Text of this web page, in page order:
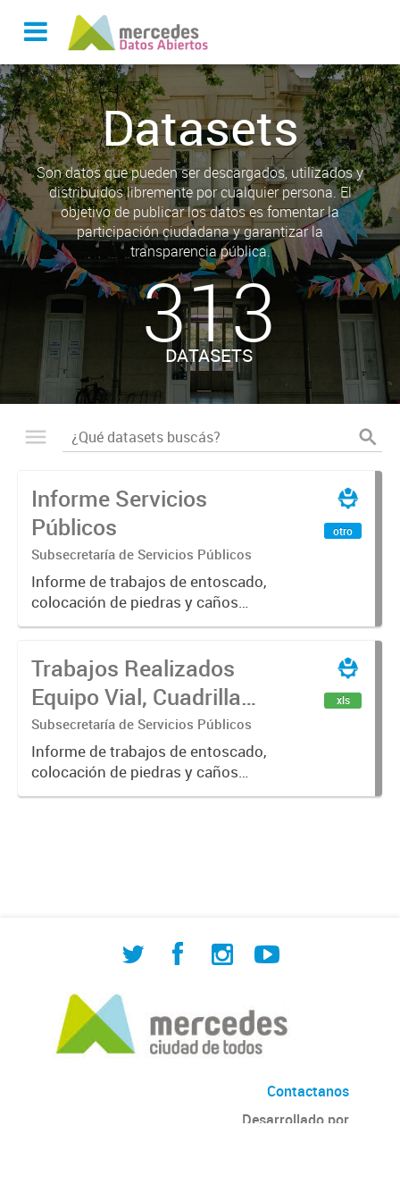
Datasets
Son datos que pueden ser descargados, utilizados y
distribuidos libremente por cualquier persona. El
objetivo de publicar los datos es fomentar la
participación ciudadana y garantizar la
transparencia pública.
313
DATASETS
Informe Servicios
Públicos
Subsecretaría de Servicios Públicos
Informe de trabajos de entoscado,
colocación de piedras y caños
(zanjeo - cruce de calles) Informe
construcción, colocación de tapa
registro, reparación...
otro
Trabajos Realizados
Equipo Vial, Cuadrilla
Bacheo, Servicio
Eléctrico - Noviembre
2021
Subsecretaría de Servicios Públicos
Informe de trabajos de entoscado,
colocación de piedras y caños
(zanjeo - cruce de calles) Informe
xls
Contactanos
Desarrollado por